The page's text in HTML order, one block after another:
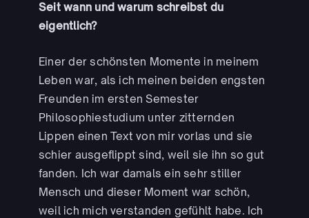
Seit wann und warum schreibst du
eigentlich?
Einer der schönsten Momente in meinem
Leben war, als ich meinen beiden engsten
Freunden im ersten Semester
Philosophiestudium unter zitternden
Lippen einen Text von mir vorlas und sie
schier ausgeflippt sind, weil sie ihn so gut
fanden. Ich war damals ein sehr stiller
Mensch und dieser Moment war schön,
weil ich mich verstanden gefühlt habe. Ich